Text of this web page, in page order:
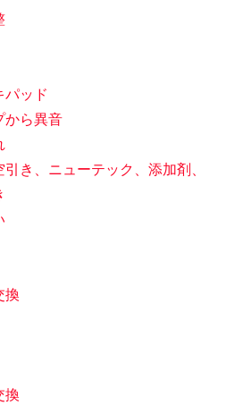
ッド
から異音
き、ニューテック、添加剤、
換
換